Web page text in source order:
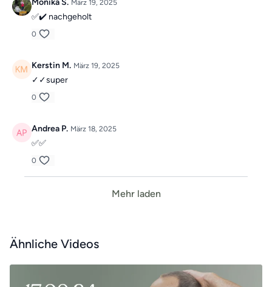
Monika S. März 19, 2025
✅️✔️ nachgeholt
0
Kerstin M. März 19, 2025
✓✓super
0
Andrea P. März 18, 2025
✅️✅️
0
Mehr laden
Ähnliche Videos